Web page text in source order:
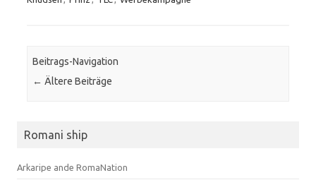
Beitrags-Navigation
← Ältere Beiträge
Romani ship
Arkaripe ande RomaNation